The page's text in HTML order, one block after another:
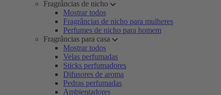
Fragrâncias de nicho
Mostrar todos
Fragrâncias de nicho para mulheres
Perfumes de nicho para homem
Fragrâncias para casa
Mostrar todos
Velas perfumadas
Sticks perfumadores
Difusores de aroma
Pedras perfumadas
Ambientadores